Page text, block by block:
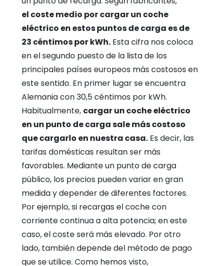
el coste medio por cargar un coche
eléctrico en estos puntos de carga es de
23 céntimos por kWh. Esta cifra nos coloca
en el segundo puesto de la lista de los
principales países europeos más costosos en
este sentido. En primer lugar se encuentra
Alemania con 30,5 céntimos por kWh.
Habitualmente, cargar un coche eléctrico
en un punto de carga sale más costoso
que cargarlo en nuestra casa. Es decir, las
tarifas domésticas resultan ser más
favorables. Mediante un punto de carga
público, los precios pueden variar en gran
medida y depender de diferentes factores.
Por ejemplo, si recargas el coche con
corriente continua a alta potencia; en este
caso, el coste será más elevado. Por otro
lado, también depende del método de pago
que se utilice. Como hemos visto,